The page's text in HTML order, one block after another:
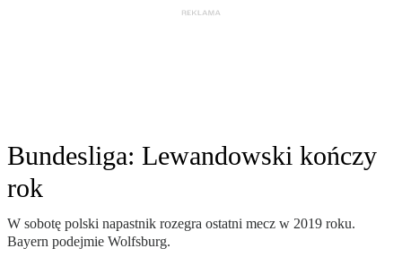
Bundesliga: Lewandowski kończy
rok
W sobotę polski napastnik rozegra ostatni mecz w 2019 roku.
Bayern podejmie Wolfsburg.